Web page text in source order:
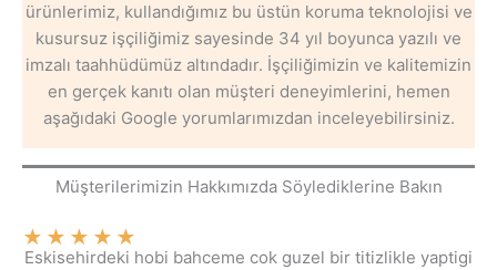
ürünlerimiz, kullandığımız bu üstün koruma teknolojisi ve
kusursuz işçiliğimiz sayesinde 34 yıl boyunca yazılı ve
imzalı taahhüdümüz altındadır. İşçiliğimizin ve kalitemizin
en gerçek kanıtı olan müşteri deneyimlerini, hemen
aşağıdaki Google yorumlarımızdan inceleyebilirsiniz.
Müşterilerimizin Hakkımızda Söylediklerine Bakın
★ ★ ★ ★ ★
Eskisehirdeki hobi bahceme cok guzel bir titizlikle yaptigi